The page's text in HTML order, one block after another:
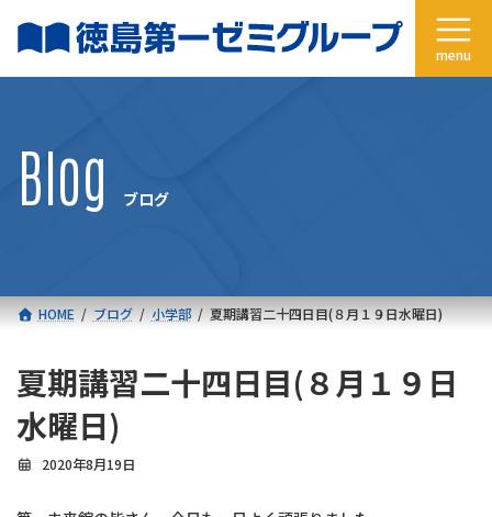
ン
ー
Blog ブログ
HOME ブログ 小学部 夏期講習二十四日目(８月１９日水曜日)
夏期講習二十四日目(８月１９日
水曜日)
2020年8月19日